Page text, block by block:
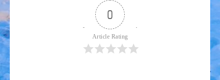
0
Article Rating